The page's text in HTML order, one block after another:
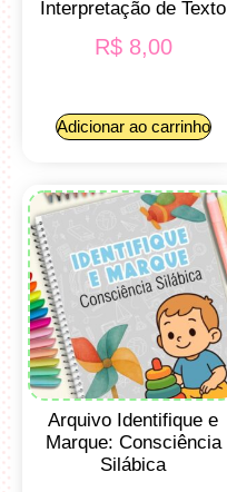
Interpretação de Texto
R$8,00
Adicionar ao carrinho
Arquivo Identifique e
Marque: Consciência
Silábica